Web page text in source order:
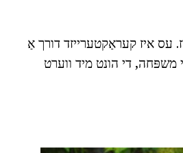
איז קעראַקטערייזד דורך אַ
משפּחה, די הונט מיד ווערט